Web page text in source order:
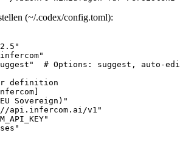
(~/.codex/config.toml):
# Options: suggest, auto-
definition
Sovereign)"
api.infercom.ai/v1"